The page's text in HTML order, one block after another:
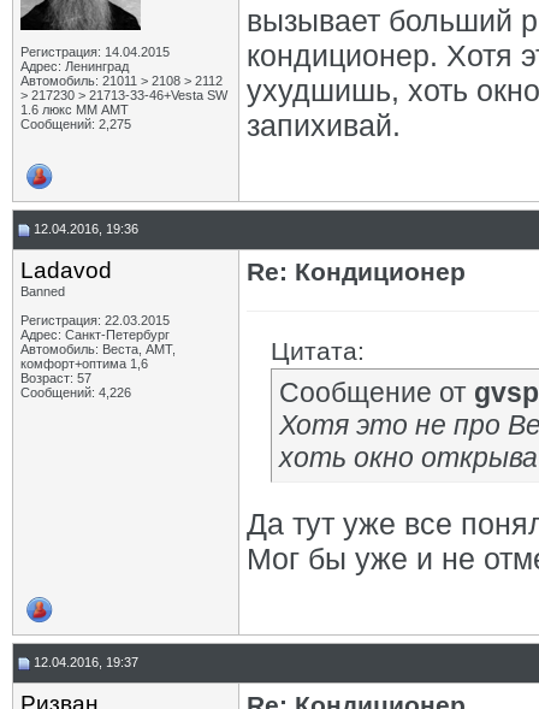
Регистрация: 14.04.2015
Адрес: Ленинград
Автомобиль: 21011 > 2108 > 2112
> 217230 > 21713-33-46+Vesta SW
1.6 люкс ММ АМТ
Сообщений: 2,275
вызывает больший
кондиционер. Хотя
ухудшишь, хоть
запихивай.
12.04.2016, 19:36
Ladavod
Banned
Регистрация: 22.03.2015
Адрес: Санкт-Петербург
Автомобиль: Веста, АМТ,
комфорт+оптима 1,6
Возраст: 57
Сообщений: 4,226
Re: Кондиционер
Цитата:
Сообщение от gvsp
Хотя это не про
хоть окно
Да тут уже все
Мог бы уже и не
12.04.2016, 19:37
Ризван